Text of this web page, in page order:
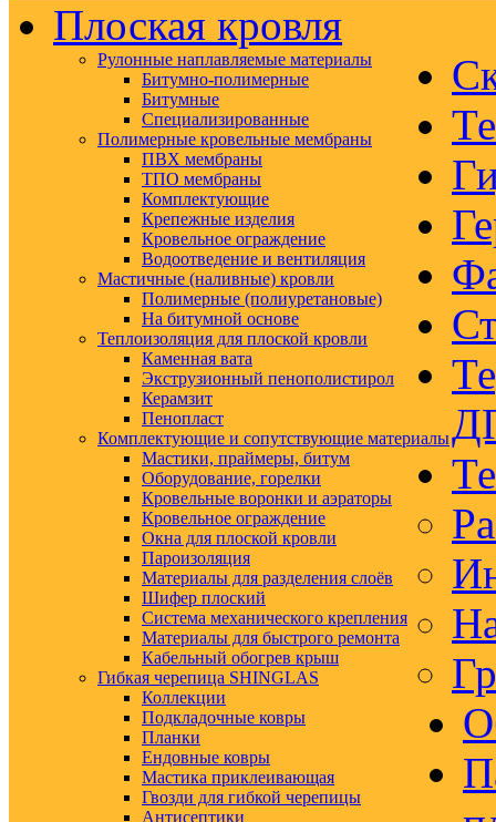
Плоская кровля
Рулонные наплавляемые материалы
Битумно-полимерные
Битумные
Специализированные
Полимерные кровельные мембраны
ПВХ мембраны
ТПО мембраны
Комплектующие
Крепежные изделия
Кровельное ограждение
Водоотведение и вентиляция
Мастичные (наливные) кровли
Полимерные (полиуретановые)
На битумной основе
Теплоизоляция для плоской кровли
Каменная вата
Экструзионный пенополистирол
Керамзит
Пенопласт
Комплектующие и сопутствующие материалы
Мастики, праймеры, битум
Оборудование, горелки
Кровельные воронки и аэраторы
Кровельное ограждение
Окна для плоской кровли
Пароизоляция
Материалы для разделения слоёв
Шифер плоский
Система механического крепления
Материалы для быстрого ремонта
Кабельный обогрев крыш
Гибкая черепица SHINGLAS
Коллекции
Подкладочные ковры
Планки
Ендовные ковры
Мастика приклеивающая
Гвозди для гибкой черепицы
Антисептики